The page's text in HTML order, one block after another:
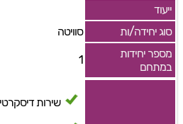
ייעוד
סוג יחידה/ות
סוויטה
מספר יחידות
במתחם
1
שירות דיסקרטי